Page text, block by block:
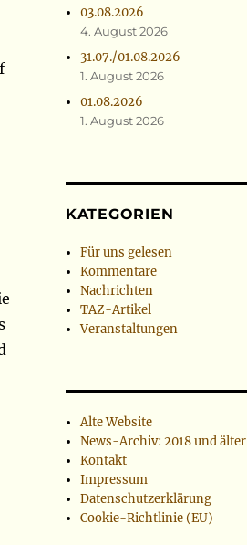
03.08.2026
4. August 2026
31.07./01.08.2026
1. August 2026
01.08.2026
1. August 2026
KATEGORIEN
Für uns gelesen
Kommentare
Nachrichten
TAZ-Artikel
Veranstaltungen
Alte Website
News-Archiv: 2018 und älter
Kontakt
Impressum
Datenschutzerklärung
Cookie-Richtlinie (EU)